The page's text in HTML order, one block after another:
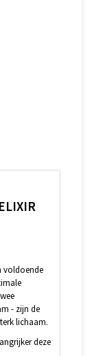
voldoende
- zijn de
lichaam.
deze